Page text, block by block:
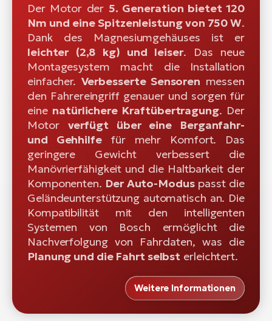
Der Motor der 5. Generation bietet 120
Nm und eine Spitzenleistung von 750 W.
Dank des Magnesiumgehäuses ist er
leichter (2,8 kg) und leiser. Das neue
Montagesystem macht die Installation
einfacher. Verbesserte Sensoren messen
den Fahrereingriff genauer und sorgen für
eine natürlichere Kraftübertragung. Der
Motor verfügt über eine Berganfahr-
und Gehhilfefür mehr Komfort. Das
geringere Gewicht verbessert die
Manövrierfähigkeit und die Haltbarkeit der
Komponenten. Der Auto-Moduspasst die
Geländeunterstützung automatisch an. Die
Kompatibilität mit den intelligenten
Systemen von Bosch ermöglicht die
Nachverfolgung von Fahrdaten, was die
Planung und die Fahrt selbst erleichtert.
Weitere Informationen